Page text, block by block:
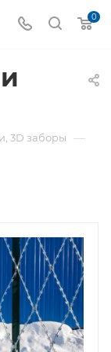
0
3D заборы —